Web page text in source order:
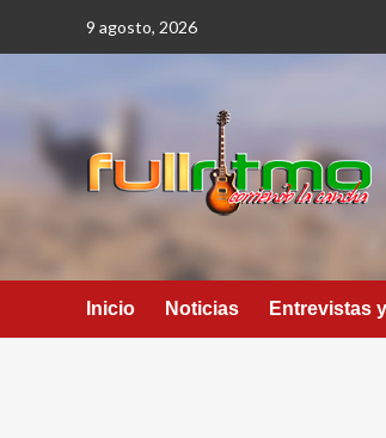
9 agosto, 2026
Inicio Noticias Entrevistas